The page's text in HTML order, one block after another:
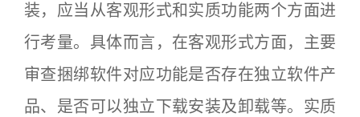
装，应当从客观形式和实质功能两个方面进
行考量。具体而言，在客观形式方面，主要
审查捆绑软件对应功能是否存在独立软件产
品、是否可以独立下载安装及卸载等。实质